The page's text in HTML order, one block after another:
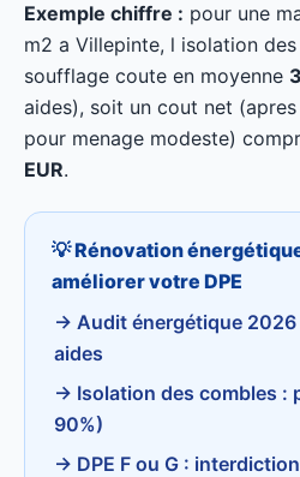
Exemple chiffre : pour une
m2 a Villepinte, l isolation
soufflage coute en moyenne
aides), soit un cout net (apres
pour menage modeste)
EUR.
💡 Rénovation
améliorer votre DPE
→ Audit énergétique
aides
→ Isolation des combles :
90%)
→ DPE F ou G :